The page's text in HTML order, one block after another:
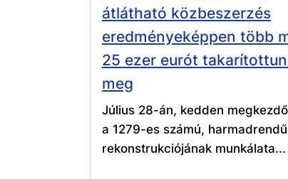
átlátható közbeszerzés
eredményeképpen több
25 ezer eurót
meg
Július 28-án, kedden
a 1279-es számú,
rekonstrukciójának munkálata...